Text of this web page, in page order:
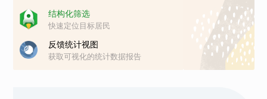
结构化筛选
快速定位目标居民
反馈统计视图
获取可视化的统计数据报告